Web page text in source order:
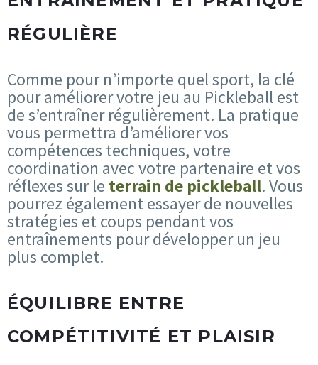
RÉGULIÈRE
Comme pour n’importe quel sport, la clé
pour améliorer votre jeu au Pickleball est
de s’entraîner régulièrement. La pratique
vous permettra d’améliorer vos
compétences techniques, votre
coordination avec votre partenaire et vos
réflexes sur le terrain de pickleball. Vous
pourrez également essayer de nouvelles
stratégies et coups pendant vos
entraînements pour développer un jeu
plus complet.
ÉQUILIBRE ENTRE
COMPÉTITIVITÉ ET PLAISIR